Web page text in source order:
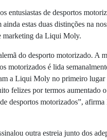
entusiastas de desportos
estas duas distinções na
marketing da Liqui Moly.
do desporto motorizado. A
motorizados é lida
a Liqui Moly no primeiro lugar
felizes por termos aumentado
desportos motorizados”, afirma
outra estreia junto dos